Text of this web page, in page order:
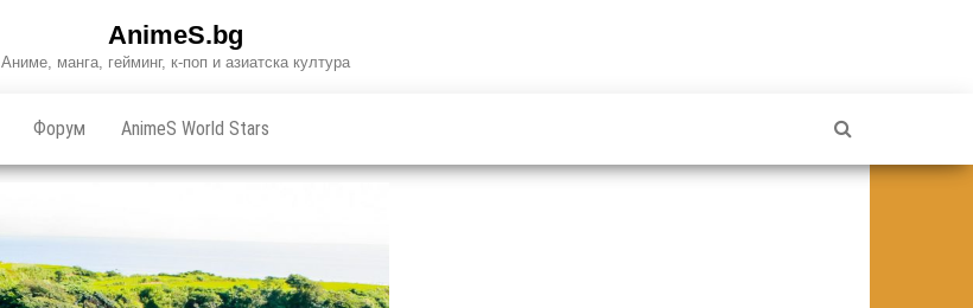
AnimeS.bg
Аниме, манга, гейминг, к-поп и азиатска култура
Форум AnimeS World Stars